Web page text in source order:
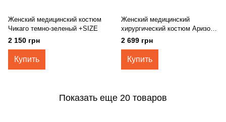
Женский медицинский костюм
Чикаго темно-зеленый +SIZE
2 150 грн
Купить
Женский медицинский
хирургический костюм Аризона
зеленый LARGE SIZE
2 699 грн
Купить
Показать еще 20 товаров